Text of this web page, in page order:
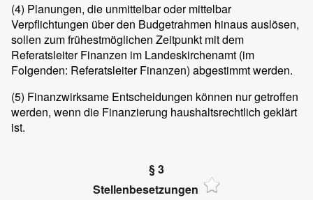
(4) Planungen, die unmittelbar oder mittelbar
Verpflichtungen über den Budgetrahmen hinaus auslösen,
sollen zum frühestmöglichen Zeitpunkt mit dem
Referatsleiter Finanzen im Landeskirchenamt (im
Folgenden: Referatsleiter Finanzen) abgestimmt werden.
(5) Finanzwirksame Entscheidungen können nur getroffen
werden, wenn die Finanzierung haushaltsrechtlich geklärt
ist.
§ 3
Stellenbesetzungen